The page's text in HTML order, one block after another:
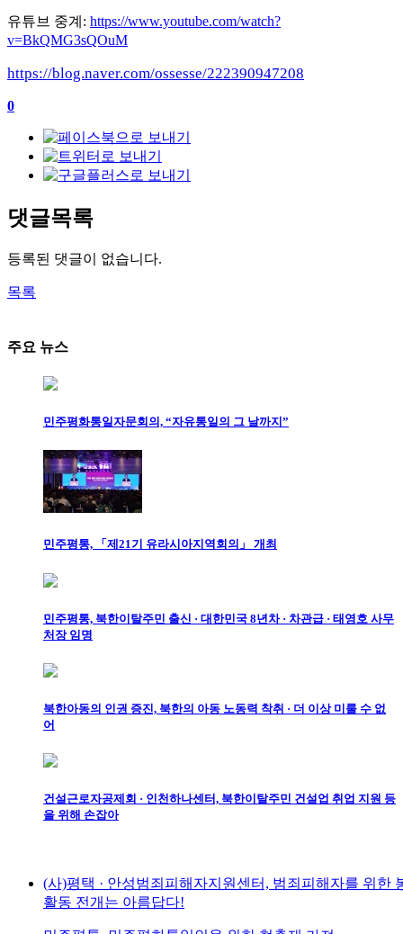
유튜브 중계 : https://www.youtube.com/watch?
v=BkQMG3sQOuM
https://blog.naver.com/ossesse/222390947208
0
댓글목록
등록된 댓글이 없습니다.
목록
주요 뉴스
민주평화통일자문회의, “자유통일의 그 날까지”
민주평통, 「제21기 유라시아지역회의」 개최
민주평통, 북한이탈주민 출신 · 대한민국 8년차 · 차관급 · 태영호 사무
처장 임명
북한아동의 인권 증진, 북한의 아동 노동력 착취 · 더 이상 미룰 수 없
어
건설근로자공제회 · 인천하나센터, 북한이탈주민 건설업 취업 지원 등
을 위해 손잡아
(사)평택 · 안성범죄피해자지원센터, 범죄피해자를 위한
활동 전개는 아름답다!